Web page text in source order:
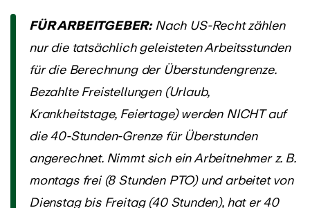
FÜR ARBEITGEBER:Nach US-Recht zählen
nur die tatsächlich geleisteten Arbeitsstunden
für die Berechnung der Überstundengrenze.
Bezahlte Freistellungen (Urlaub,
Krankheitstage, Feiertage) werden NICHT auf
die 40-Stunden-Grenze für Überstunden
angerechnet. Nimmt sich ein Arbeitnehmer z. B.
montags frei (8 Stunden PTO) und arbeitet von
Dienstag bis Freitag (40 Stunden), hat er 40